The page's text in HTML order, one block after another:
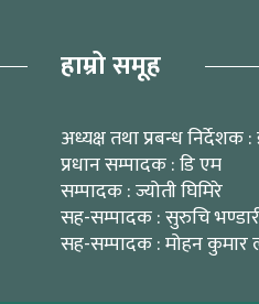
हाम्रो समूह
अध्यक्ष तथा प्रबन्ध निर्देशक
प्रधान सम्पादक : डि एम
सम्पादक : ज्योती घिमिरे
सह-सम्पादक : सुरुचि
सह-सम्पादक : मोहन कुमार